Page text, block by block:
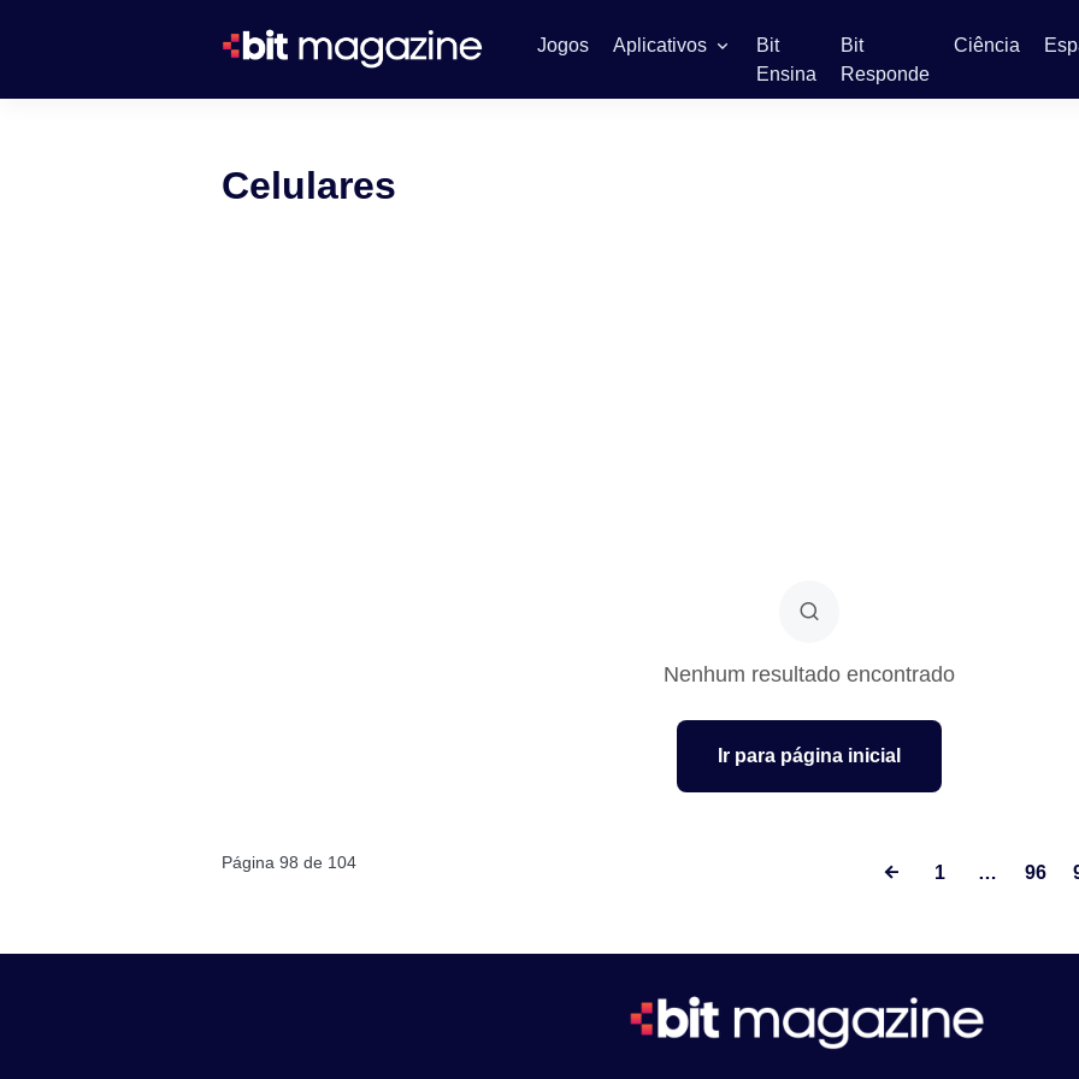
Jogos Aplicativos
Bit
Ensina
Bit
Responde
Ciência
Celulares
Nenhum resultado encontrado
Ir para página inicial
Página 98 de 104 1 … 96